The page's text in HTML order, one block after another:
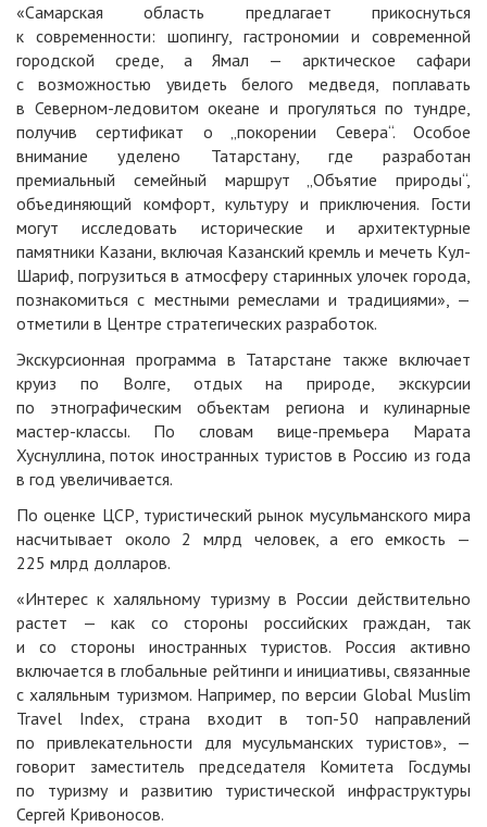
«Самарская область предлагает прикоснуться
к современности: шопингу, гастрономии и современной
городской среде, а Ямал — арктическое сафари
с возможностью увидеть белого медведя, поплавать
в Северном-ледовитом океане и прогуляться по тундре,
получив сертификат о „покорении Севера“. Особое
внимание уделено Татарстану, где разработан
премиальный семейный маршрут „Объятие природы“,
объединяющий комфорт, культуру и приключения. Гости
могут исследовать исторические и архитектурные
памятники Казани, включая Казанский кремль и мечеть Кул-
Шариф, погрузиться в атмосферу старинных улочек города,
познакомиться с местными ремеслами и традициями», —
отметили в Центре стратегических разработок.
Экскурсионная программа в Татарстане также включает
круиз по Волге, отдых на природе, экскурсии
по этнографическим объектам региона и кулинарные
мастер-классы. По словам вице-премьера Марата
Хуснуллина, поток иностранных туристов в Россию из года
в год увеличивается.
По оценке ЦСР, туристический рынок мусульманского мира
насчитывает около 2 млрд человек, а его емкость —
225 млрд долларов.
«Интерес к халяльному туризму в России действительно
растет — как со стороны российских граждан, так
и со стороны иностранных туристов. Россия активно
включается в глобальные рейтинги и инициативы, связанные
с халяльным туризмом. Например, по версии Global Muslim
Travel Index, страна входит в топ-50 направлений
по привлекательности для мусульманских туристов», —
говорит заместитель председателя Комитета Госдумы
по туризму и развитию туристической инфраструктуры
Сергей Кривоносов.